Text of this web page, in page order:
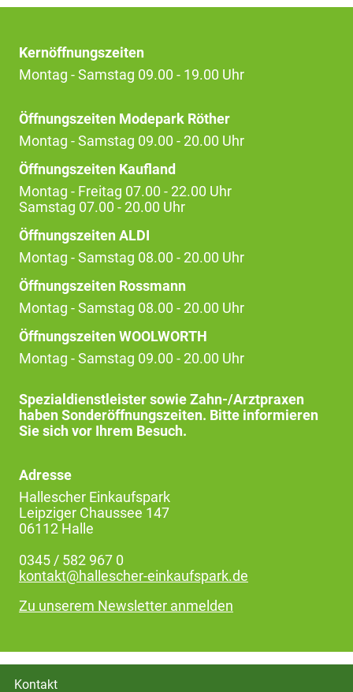
Kernöffnungszeiten
Montag - Samstag 09.00 - 19.00 Uhr
Öffnungszeiten Modepark Röther
Montag - Samstag 09.00 - 20.00 Uhr
Öffnungszeiten Kaufland
Montag - Freitag 07.00 - 22.00 Uhr
Samstag 07.00 - 20.00 Uhr
Öffnungszeiten ALDI
Montag - Samstag 08.00 - 20.00 Uhr
Öffnungszeiten Rossmann
Montag - Samstag 08.00 - 20.00 Uhr
Öffnungszeiten WOOLWORTH
Montag - Samstag 09.00 - 20.00 Uhr
Spezialdienstleister sowie Zahn-/Arztpraxen
haben Sonderöffnungszeiten. Bitte informieren
Sie sich vor Ihrem Besuch.
Adresse
Hallescher Einkaufspark
Leipziger Chaussee 147
06112 Halle
0345 / 582 967 0
kontakt@hallescher-einkaufspark.de
Zu unserem Newsletter anmelden
Kontakt